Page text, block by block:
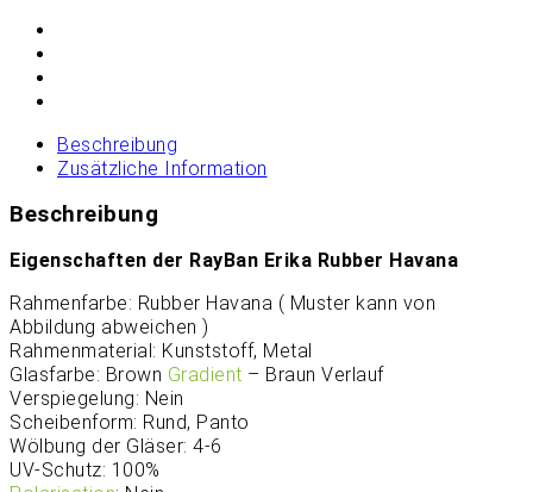
Beschreibung
Zusätzliche Information
Beschreibung
Eigenschaften der RayBan Erika Rubber Havana
Rahmenfarbe: Rubber Havana ( Muster kann von
Abbildung abweichen )
Rahmenmaterial: Kunststoff, Metal
Glasfarbe: Brown Gradient – Braun Verlauf
Verspiegelung: Nein
Scheibenform: Rund, Panto
Wölbung der Gläser: 4-6
UV-Schutz: 100%